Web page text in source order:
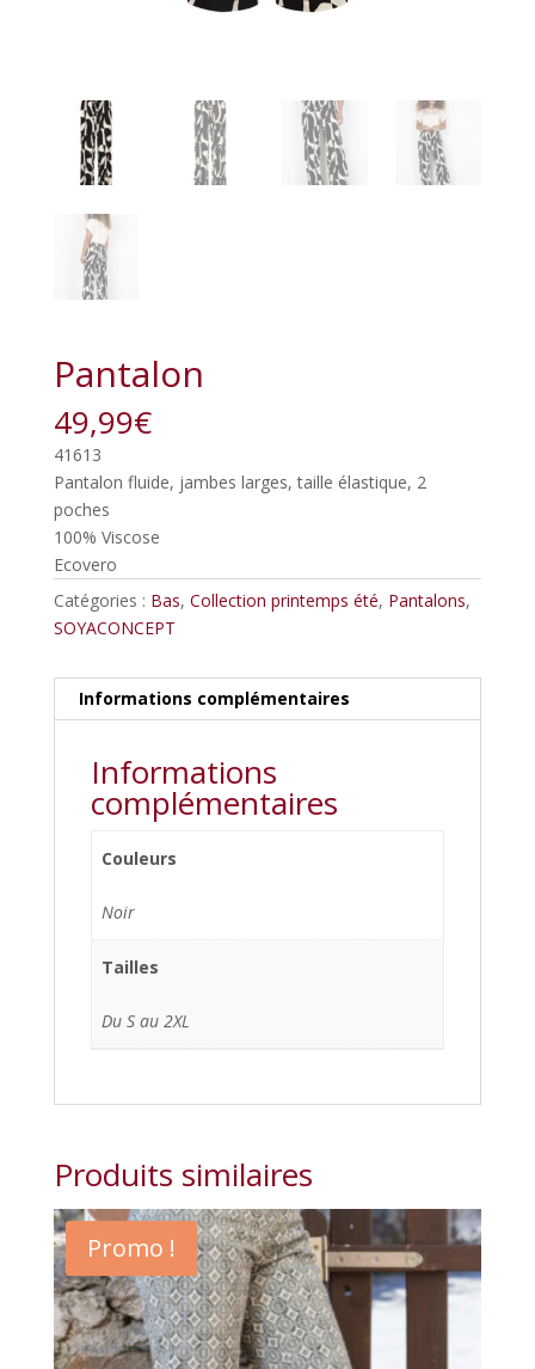
Pantalon
49,99€
41613
Pantalon fluide, jambes larges, taille élastique, 2
poches
100% Viscose
Ecovero
Catégories : Bas, Collection printemps été, Pantalons,
SOYACONCEPT
Informations complémentaires
Informations
complémentaires
Couleurs
Noir
Tailles
Du S au 2XL
Produits similaires
Promo !